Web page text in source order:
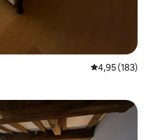
Средна
4,95 (183)